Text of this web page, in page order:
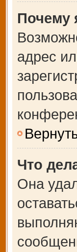
Почему
адрес
Что
Она